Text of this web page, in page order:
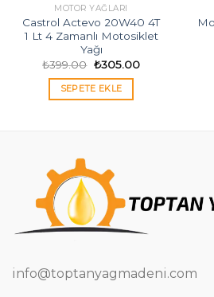
MOTOR YAĞLARI
Castrol Actevo 20W40 4T
1 Lt 4 Zamanlı Motosiklet
Yağı
₺399.00 Orijinal
₺399.00.
₺305.00Şu
SEPETE EKLE
info@toptanyagmadeni.com